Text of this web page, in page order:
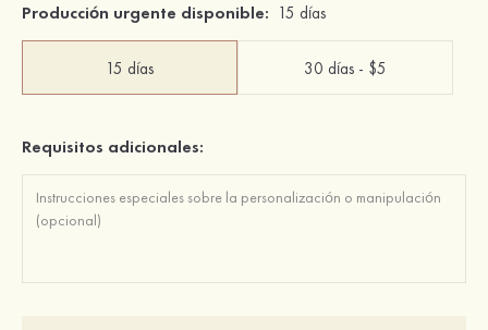
Producción urgente disponible: 15 días
15 días 30 días - $5
Requisitos adicionales: